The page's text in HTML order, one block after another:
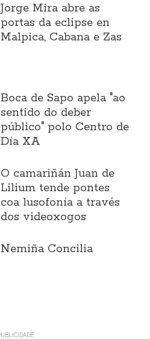
Jorge Mira abre as
portas da eclipse en
Malpica, Cabana e Zas
Boca de Sapo apela "ao
sentido do deber
público" polo Centro de
Día XA
O camariñán Juan de
Lilium tende pontes
coa lusofonía a través
dos videoxogos
Nemiña Concilia